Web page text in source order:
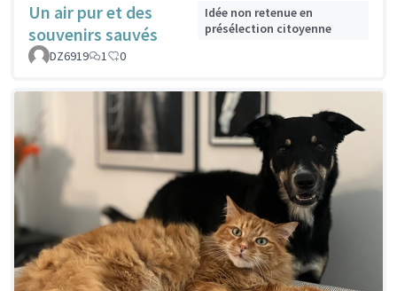
Un air pur et des
souvenirs sauvés
Idée non retenue en
présélection citoyenne
DZ6919
1 0